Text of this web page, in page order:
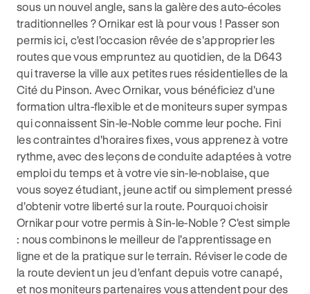
sous un nouvel angle, sans la galère des auto-écoles
traditionnelles ? Ornikar est là pour vous ! Passer son
permis ici, c'est l'occasion rêvée de s'approprier les
routes que vous empruntez au quotidien, de la D643
qui traverse la ville aux petites rues résidentielles de la
Cité du Pinson. Avec Ornikar, vous bénéficiez d'une
formation ultra-flexible et de moniteurs super sympas
qui connaissent Sin-le-Noble comme leur poche. Fini
les contraintes d'horaires fixes, vous apprenez à votre
rythme, avec des leçons de conduite adaptées à votre
emploi du temps et à votre vie sin-le-noblaise, que
vous soyez étudiant, jeune actif ou simplement pressé
d'obtenir votre liberté sur la route. Pourquoi choisir
Ornikar pour votre permis à Sin-le-Noble ? C'est simple
: nous combinons le meilleur de l'apprentissage en
ligne et de la pratique sur le terrain. Réviser le code de
la route devient un jeu d'enfant depuis votre canapé,
et nos moniteurs partenaires vous attendent pour des